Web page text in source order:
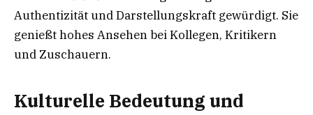
Authentizität und Darstellungskraft gewürdigt. Sie
genießt hohes Ansehen bei Kollegen, Kritikern
und Zuschauern.
Kulturelle Bedeutung und